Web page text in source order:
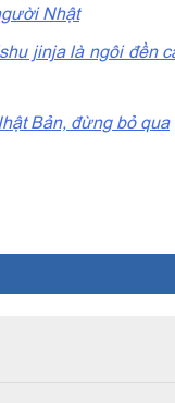
Nhật
jinja là ngôi đền
Bản, đừng bỏ qua